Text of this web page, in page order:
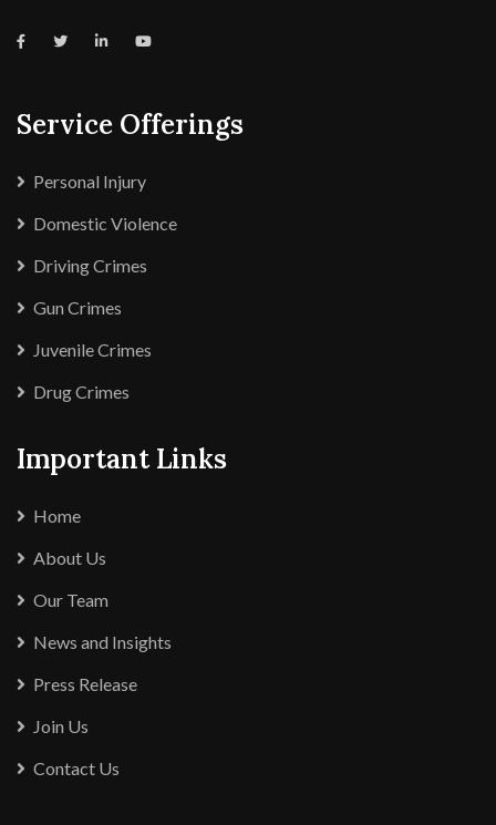
Service Offerings
Personal Injury
Domestic Violence
Driving Crimes
Gun Crimes
Juvenile Crimes
Drug Crimes
Important Links
Home
About Us
Our Team
News and Insights
Press Release
Join Us
Contact Us